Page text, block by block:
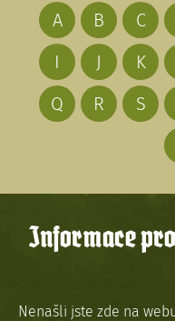
A B C
I
J K
Q
R S
Informace
Nenašli jste zde na